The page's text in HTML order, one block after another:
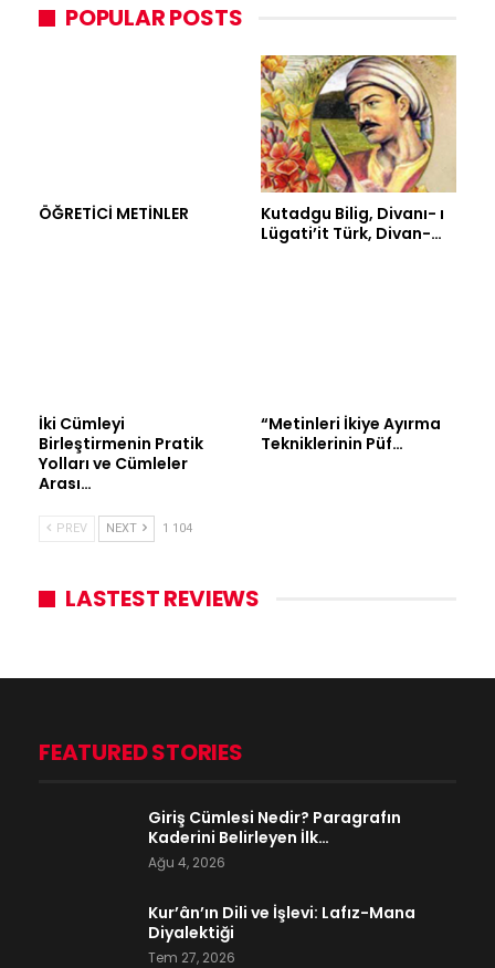
POPULAR POSTS
ÖĞRETİCİ METİNLER
Kutadgu Bilig, Divanı- ı
Lügati’it Türk, Divan-…
İki Cümleyi
Birleştirmenin Pratik
Yolları ve Cümleler
Arası…
“Metinleri İkiye Ayırma
Tekniklerinin Püf…
PREV NEXT 1 104
LASTEST REVIEWS
FEATURED STORIES
Giriş Cümlesi Nedir? Paragrafın
Kaderini Belirleyen İlk…
Ağu 4, 2026
Kur’ân’ın Dili ve İşlevi: Lafız-Mana
Diyalektiği
Tem 27, 2026